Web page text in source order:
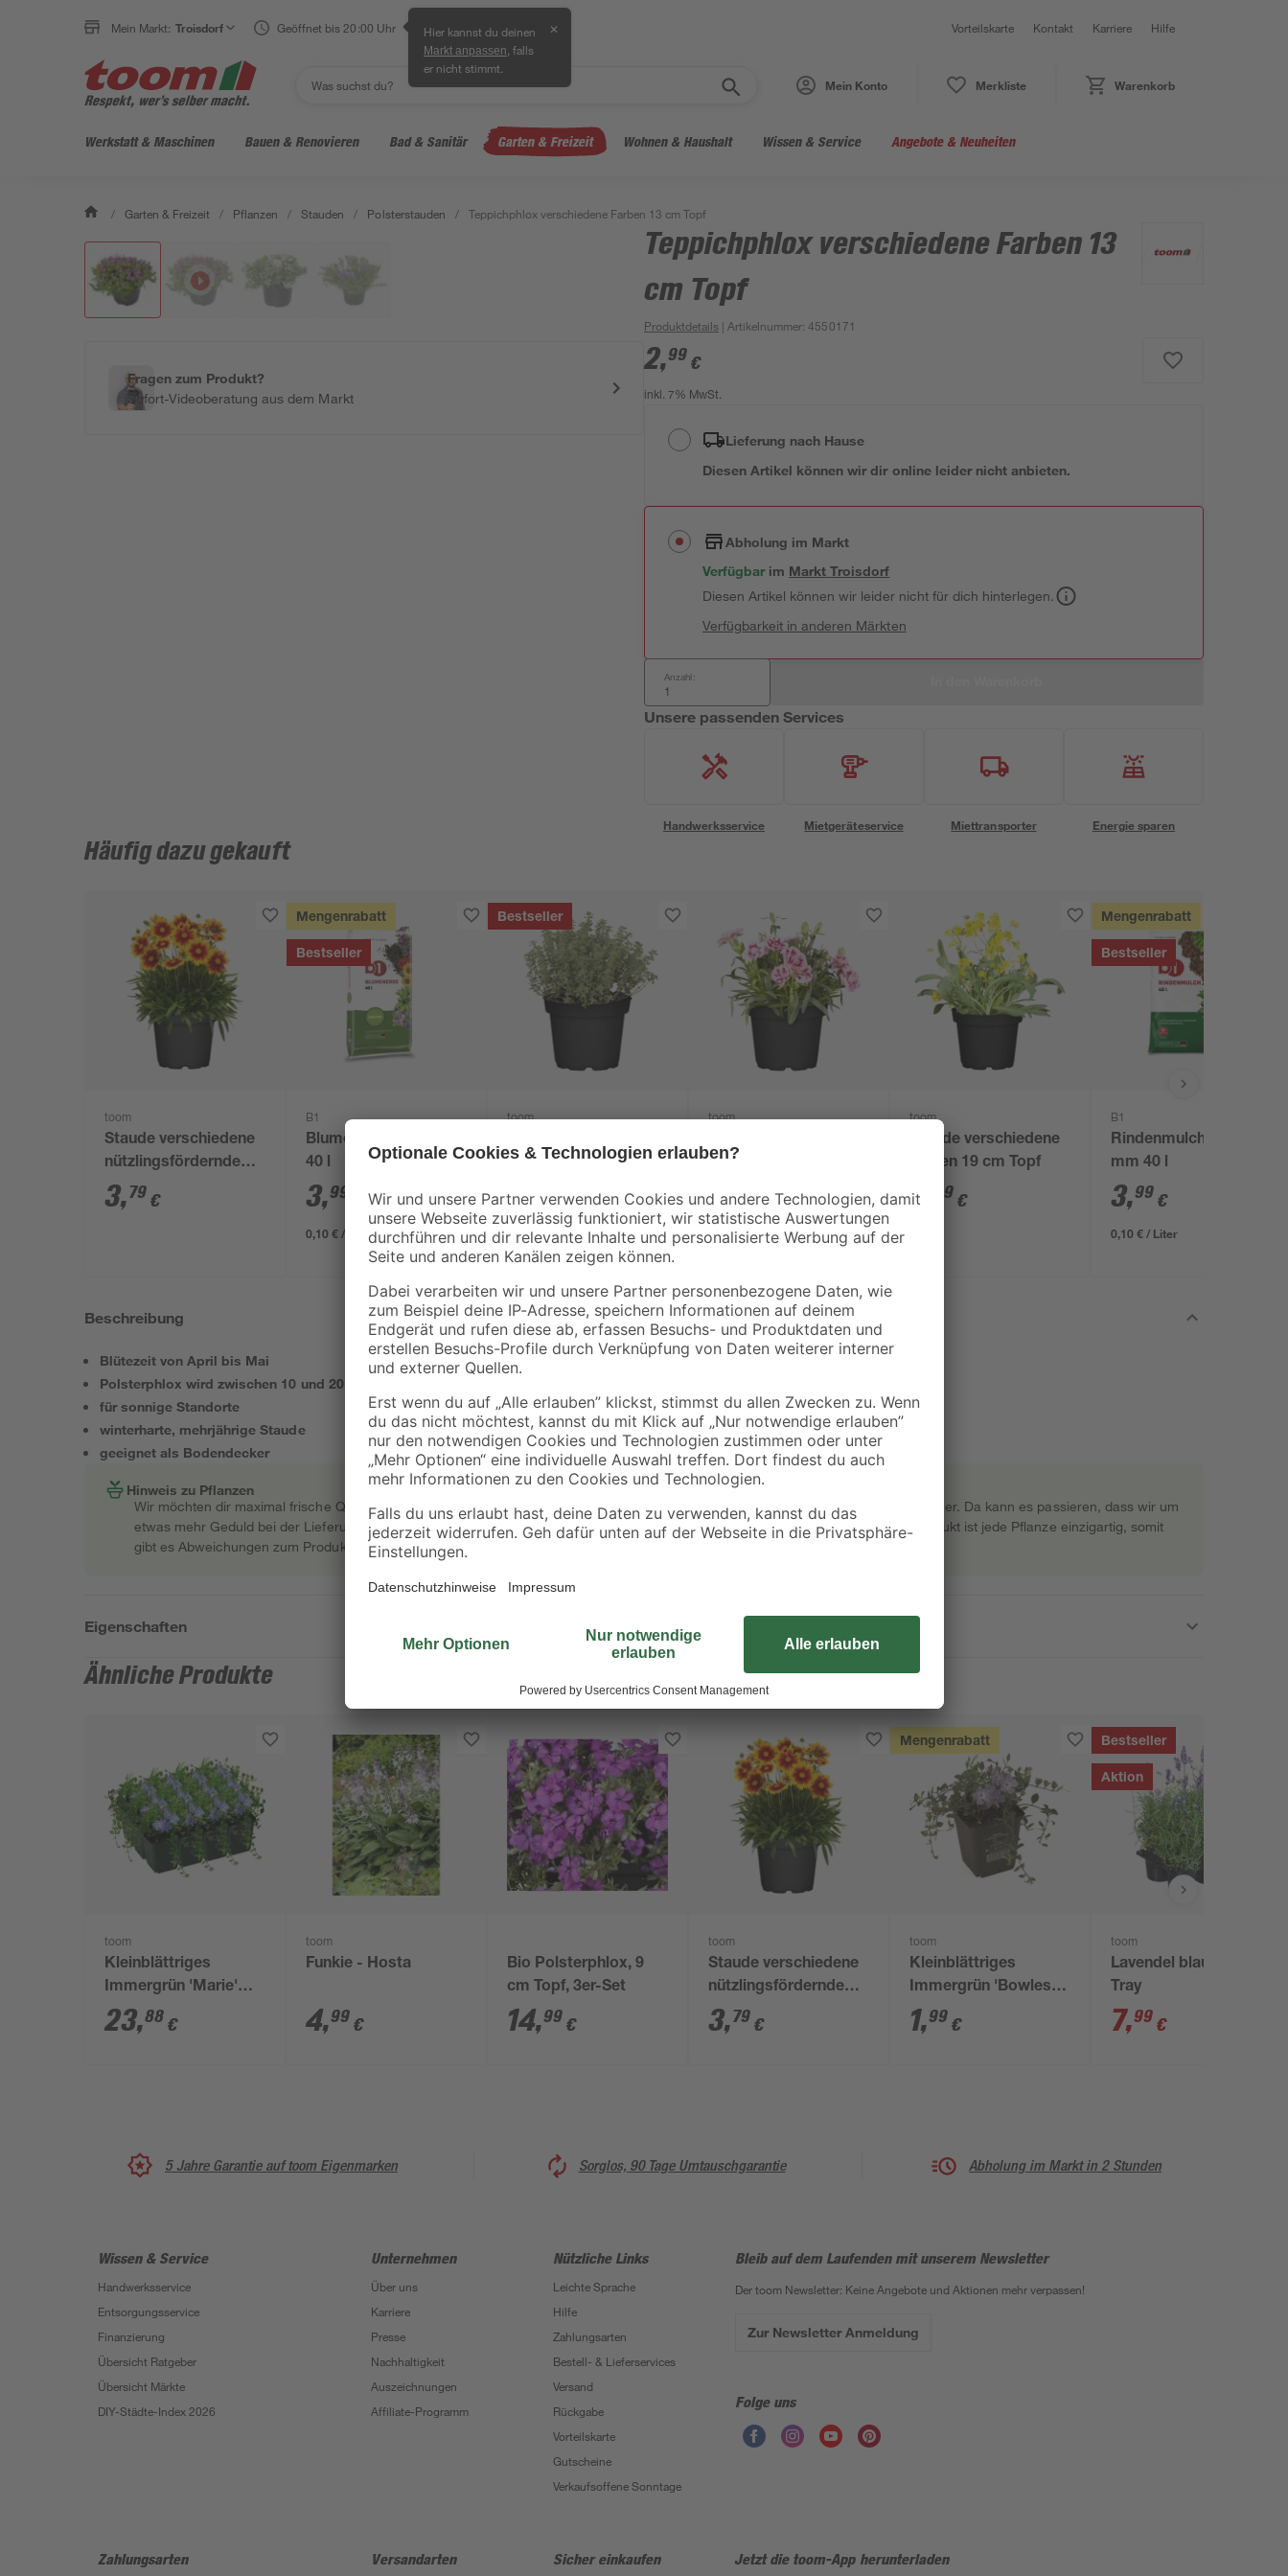
Mein Markt: Troisdorf Geöffnet bis 20:00 Uhr Hier kannst du deinen
Markt anpassen , falls
er nicht stimmt.
✕ Vorteilskarte Kontakt Karriere Hilfe
Mein Konto Merkliste Warenkorb
Werkstatt & Maschinen Bauen & Renovieren Bad & Sanitär Garten & Freizeit Wohnen & Haushalt Wissen & Service Angebote & Neuheiten
/ Garten & Freizeit / Pflanzen / Stauden / Polsterstauden / Teppichphlox verschiedene Farben 13 cm Topf
Fragen zum Produkt?
Sofort-Videoberatung aus dem Markt
Teppichphlox verschiedene Farben 13
cm Topf
Produktdetails | Artikelnummer:4550171
2,99 €
inkl. 7% MwSt.
Lieferung nach Hause
Diesen Artikel können wir dir online leider nicht anbieten.
Abholung im Markt
Verfügbar im MarktTroisdorf
Diesen Artikel können wir leider nicht für dich hinterlegen.
Verfügbarkeit in anderen Märkten
Anzahl:
Unsere passenden Services
Handwerksservice Mietgeräteservice Miettransporter Energie sparen
Häufig dazu gekauft
toom
Staude verschiedene
nützlingsfördernde
Sorten 13 cm Topf
3,79 €
Mengenrabatt
Bestseller
B1
Blumenerde torffrei
40 l
3,99
0,10 € / Liter
Bestseller
toom
verschiedene Sorten
3,59€
toom
verschiedene Farben
2,99 €
toom
Staude verschiedene
Sorten 19 cm Topf
8 99 €
Mengenrabatt
Bestseller
B1
Rindenmulch 0-40
mm 40 l
3,99 €
0,10 € / Liter
Beschreibung
Blütezeit von April bis Mai
Polsterphlox wird zwischen 10 und 20 cm hoch
für sonnige Standorte
winterharte, mehrjährige Staude
geeignet als Bodendecker
Hinweis zu Pflanzen
Wir möchten dir maximal frische Qualität garantieren. Deswegen ordern wir deine Pflanze erst nach der Bestellung direkt beim Gärtner. Da kann es passieren, dass wir um
etwas mehr Geduld bei der Lieferung bitten müssen. So kannst du dich über eine frische und gesunde Pflanze freuen! Als Naturprodukt ist jede Pflanze einzigartig, somit
gibt es Abweichungen zum Produktfoto.
Eigenschaften
Ähnliche Produkte
toom
Kleinblättriges
Immergrün 'Marie'
violett 9 cm Topf,
12er-Set
23,88 €
toom
Funkie - Hosta
4,99 €
Bio Polsterphlox, 9
cm Topf, 3er-Set
14,99 €
toom
Staude verschiedene
nützlingsfördernde
Sorten 13 cm Topf
3,79 €
Mengenrabatt
toom
Kleinblättriges
Immergrün 'Bowles' 9
cm Topf
1,99 €
Bestseller
Aktion
toom
Lavendel blau 6er-
Tray
7,99 €
5 Jahre Garantie auf toom Eigenmarken Sorglos, 90 Tage Umtauschgarantie Abholung im Markt in 2 Stunden
Wissen & Service
Handwerksservice
Entsorgungsservice
Finanzierung
Übersicht Ratgeber
Übersicht Märkte
DIY-Städte-Index 2026
Unternehmen
Über uns
Karriere
Presse
Nachhaltigkeit
Auszeichnungen
Affiliate-Programm
Nützliche Links
Leichte Sprache
Hilfe
Zahlungsarten
Bestell- & Lieferservices
Versand
Rückgabe
Vorteilskarte
Gutscheine
Verkaufsoffene Sonntage
Bleib auf dem Laufenden mit unserem Newsletter
Der toom Newsletter: Keine Angebote und Aktionen mehr verpassen!
Zur Newsletter Anmeldung
Folge uns
Zahlungsarten Versandarten Sicher einkaufen Jetzt die toom-App herunterladen